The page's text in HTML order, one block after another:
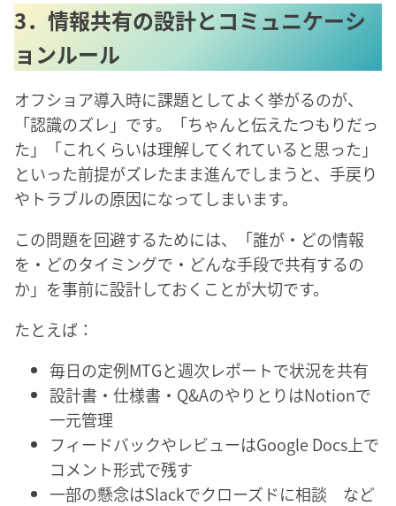
3．情報共有の設計とコミュニケーシ
ョンルール
オフショア導入時に課題としてよく挙がるのが、
「認識のズレ」です。「ちゃんと伝えたつもりだっ
た」「これくらいは理解してくれていると思った」
といった前提がズレたまま進んでしまうと、手戻り
やトラブルの原因になってしまいます。
この問題を回避するためには、「誰が・どの情報
を・どのタイミングで・どんな手段で共有するの
か」を事前に設計しておくことが大切です。
たとえば：
毎日の定例MTGと週次レポートで状況を共有
設計書・仕様書・Q&AのやりとりはNotionで
一元管理
フィードバックやレビューはGoogle Docs上で
コメント形式で残す
一部の懸念はSlackでクローズドに相談 など